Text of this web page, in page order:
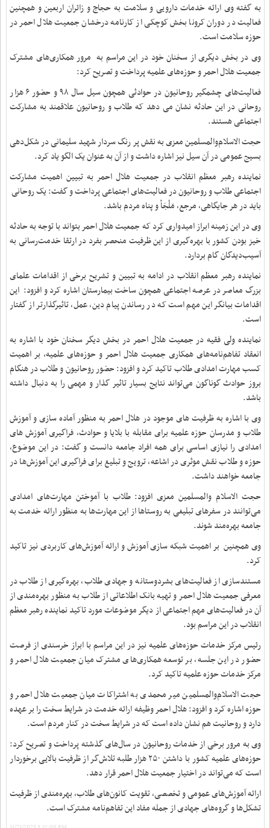
به گفته وی ارائه خدمات دارویی و سلامت به حجاج و زائران اربعین و همچنین
فعالیت در دوران کرونا بخش کوچکی از کارنامه درخشان جمعیت هلال احمر در
حوزه سلامت است.
وی در بخش دیگری از سخنان خود در این مراسم به مرور همکاری‌های مشترک
جمعیت هلال احمر و حوزه‌های علمیه پرداخت و تصریح کرد:
فعالیت‌های چشمگیر روحانیون در حوادثی همچون سیل سال ۹۸ و حضور ۶ هزار
روحانی در این حادثه نشان می دهد که طلاب و روحانیون علاقمند به مشارکت
اجتماعی هستند.
حجت الاسلام‌والمسلمین معزی به نقش پر رنگ سردار شهید سلیمانی در شکل‌دهی
بسیج عمومی در آن سیل نیز اشاره داشت و از آن به عنوان یک الگو یاد کرد.
نماینده رهبر معظم انقلاب در جمعیت هلال احمر به تبیین اهمیت مشارکت
اجتماعی طلاب و روحانیون در فعالیت‌های اجتماعی پرداخت و گفت: یک روحانی
باید در هر جایگاهی، مرجع، مَلْجَأ و پناه مردم باشد.
وی در این زمینه ابراز امیدواری کرد که جمعیت هلال احمر بتواند با توجه به حادثه
خیز بودن کشور با بهره‌گیری از این ظرفیت منحصر بفرد در ارتقا خدمت‌رسانی به
آسیب‌دیدگان گام بردارد.
نماینده رهبر معظم انقلاب در ادامه به تبیین و تشریح برخی از اقدامات علمای
بزرگ معاصر در عرصه اجتماعی همچون ساخت بیمارستان اشاره کرد و افزود: این
اقدامات بیانگر این مهم است که در رساندن پیام دین، عمل، تاثیرگذارتر از گفتار
است.
نماینده ولی فقیه در جمعیت هلال احمر در بخش دیگر سخنان خود با اشاره به
انعقاد تفاهم‌نامه‌های همکاری جمعیت هلال احمر و حوزه‌های علمیه، بر اهمیت
کسب مهارت امدادی طلاب تاکید کرد و افزود: حضور روحانیون و طلاب در هنگام
بروز حوادث گوناگون می‌تواند نتایج بسیار تاثیر گذار و مهمی را به دنبال داشته
باشد.
وی با اشاره به ظرفیت های موجود در هلال احمر به منظور آماده سازی و آموزش
طلاب و مدرسان حوزه علمیه برای مقابله با بلایا و حوادث، فراگیری آموزش های
امدادی را نیازی اساسی برای همه افراد جامعه دانست و گفت: در این موضوع،
حوزه و طلاب نقش موثری در اشاعه، ترویج و تبلیغ برای فراگیری این آموزش‌ها در
جامعه خواهند داشت.
حجت الاسلام والمسلمین معزی افزود: طلاب با آموختن مهارت‌های امدادی
می‌توانند در سفرهای تبلیغی به روستاها از این مهارت‌ها به منظور ارائه خدمت به
جامعه بهره‌مند شوند.
وی همچنین بر اهمیت شبکه ‌سازی آموزش و ارائه آموزش‌های کاربردی نیز تاکید
کرد.
مستندسازی از فعالیت‌های بشردوستانه و جهادی طلاب، بهره‌گیری از طلاب در
معرفی جمعیت هلال احمر و تهیه بانک اطلاعاتی از طلاب به منظور بهره‌مندی از
آن در فعالیت‌های مهم اجتماعی از دیگر موضوعات مورد تاکید نماینده رهبر معظم
انقلاب در این مراسم بود.
رئیس مرکز خدمات حوزه‌های علمیه نیز در این مراسم با ابراز خرسندی از فرصت
حضور در این جلسه، بر توسعه همکاری‌های مشترک میان جمعیت هلال احمر و
مرکز خدمات حوزه علمیه تاکید کرد.
حجت الاسلام‌والمسلمین میر محمدی به اشتراکات میان جمعیت هلال احمر و
حوزه‌ اشاره کرد و افزود: هلال احمر وظیفه ارائه خدمت در شرایط سخت را بر عهده
دارد و روحانیت هم نشان داده است که در شرایط سخت در کنار مردم است.
وی به مرور برخی از خدمات روحانیون در سال‌های گذشته پرداخت و تصریح کرد:
حوزه‌های علمیه کشور با داشتن ۲۵۰ هزار طلبه تلاش‌گر از ظرفیت بالایی برخوردار
است که می‌تواند در اختیار جمعیت هلال احمر قرار دهد.
ارائه آموزش‌های عمومی و تخصصی، تقویت کانون‌های طلاب، بهره‌مندی از ظرفیت
تشکل‌ها و گروه‌های جهادی از جمله مفاد این تفاهم‌نامه مشترک است.